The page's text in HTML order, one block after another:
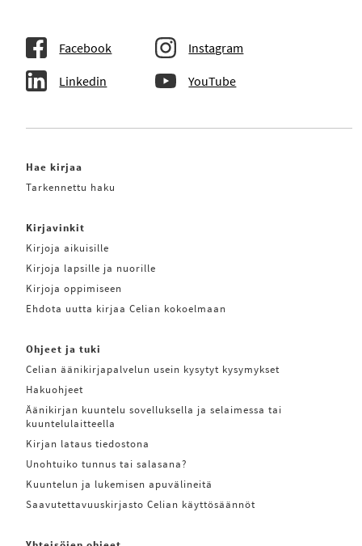
Facebook Instagram
Linkedin YouTube
Hae kirjaa
Tarkennettu haku
Kirjavinkit
Kirjoja aikuisille
Kirjoja lapsille ja nuorille
Kirjoja oppimiseen
Ehdota uutta kirjaa Celian kokoelmaan
Ohjeet ja tuki
Celian äänikirjapalvelun usein kysytyt kysymykset
Hakuohjeet
Äänikirjan kuuntelu sovelluksella ja selaimessa tai
kuuntelulaitteella
Kirjan lataus tiedostona
Unohtuiko tunnus tai salasana?
Kuuntelun ja lukemisen apuvälineitä
Saavutettavuuskirjasto Celian käyttösäännöt